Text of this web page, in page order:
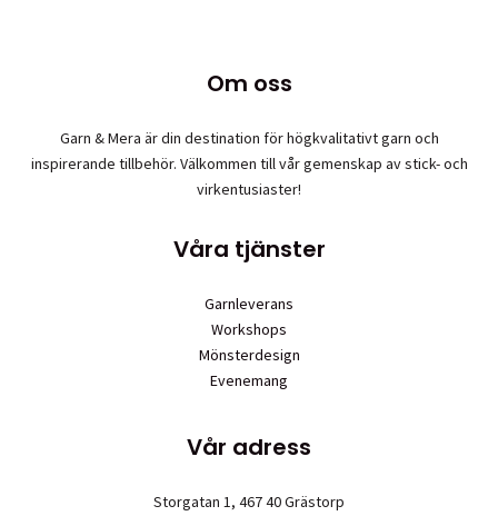
väljas
på
Om oss
Garn & Mera är din destination för högkvalitativt garn och
inspirerande tillbehör. Välkommen till vår gemenskap av stick- och
virkentusiaster!
Våra tjänster
Garnleverans
Workshops
Mönsterdesign
Evenemang
Vår adress
Storgatan 1, 467 40 Grästorp